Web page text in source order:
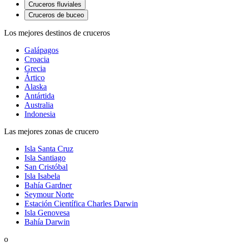
Cruceros fluviales
Cruceros de buceo
Los mejores destinos de cruceros
Galápagos
Croacia
Grecia
Ártico
Alaska
Antártida
Australia
Indonesia
Las mejores zonas de crucero
Isla Santa Cruz
Isla Santiago
San Cristóbal
Isla Isabela
Bahía Gardner
Seymour Norte
Estación Científica Charles Darwin
Isla Genovesa
Bahía Darwin
o